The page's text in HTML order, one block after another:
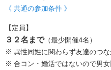
《 共通の参加条件 》
【定員】
３２名まで（最少開催4名）
※ 異性同姓に関わらず友達のつ
※ 合コン・婚活ではないので男